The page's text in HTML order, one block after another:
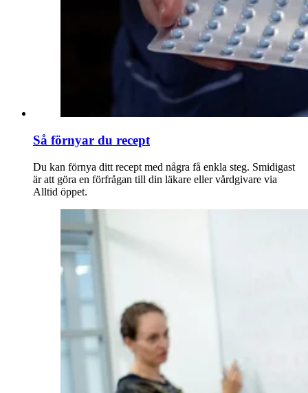
Så förnyar du recept
Du kan förnya ditt recept med några få enkla steg. Smidigast
är att göra en förfrågan till din läkare eller vårdgivare via
Alltid öppet.